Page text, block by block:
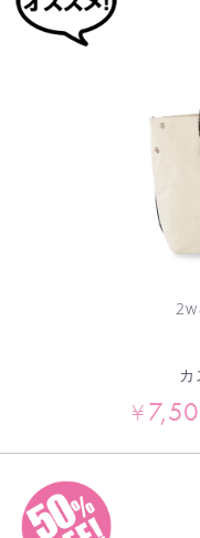
¥